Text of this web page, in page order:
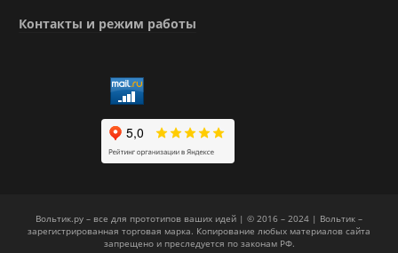
Контакты и режим работы
Вольтик.ру – все для прототипов ваших идей | © 2016 – 2024 | Вольтик –
зарегистрированная торговая марка. Копирование любых материалов сайта
запрещено и преследуется по законам РФ.